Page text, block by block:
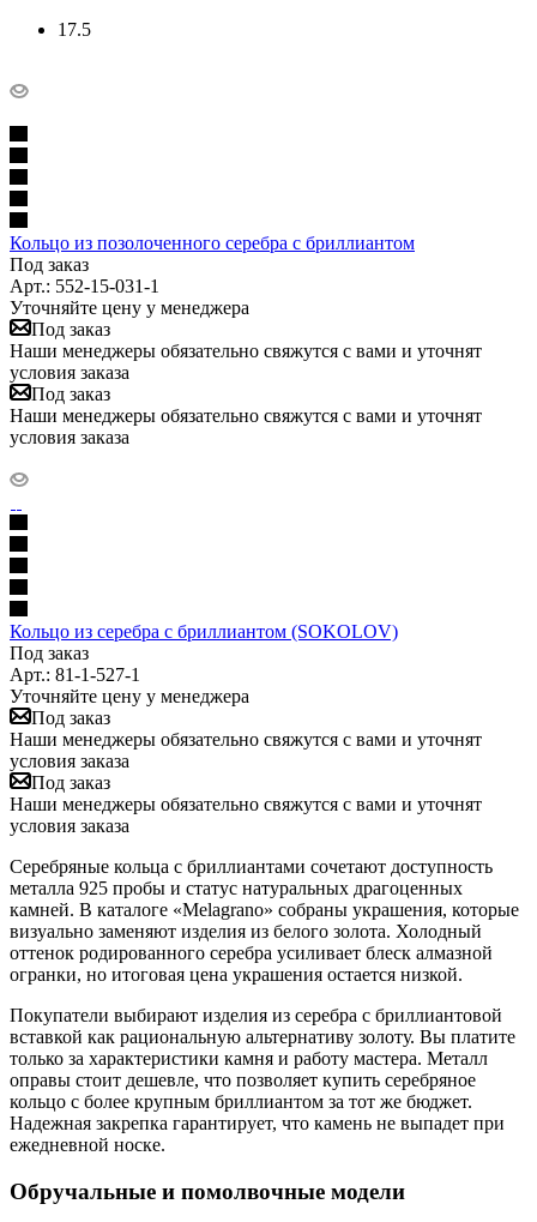
17.5
Кольцо из позолоченного серебра с бриллиантом
Под заказ
Арт.: 552-15-031-1
Уточняйте цену у менеджера
Под заказ
Наши менеджеры обязательно свяжутся с вами и уточнят
условия заказа
Под заказ
Наши менеджеры обязательно свяжутся с вами и уточнят
условия заказа
Кольцо из серебра с бриллиантом (SOKOLOV)
Под заказ
Арт.: 81-1-527-1
Уточняйте цену у менеджера
Под заказ
Наши менеджеры обязательно свяжутся с вами и уточнят
условия заказа
Под заказ
Наши менеджеры обязательно свяжутся с вами и уточнят
условия заказа
Серебряные кольца с бриллиантами сочетают доступность
металла 925 пробы и статус натуральных драгоценных
камней. В каталоге «Melagrano» собраны украшения, которые
визуально заменяют изделия из белого золота. Холодный
оттенок родированного серебра усиливает блеск алмазной
огранки, но итоговая цена украшения остается низкой.
Покупатели выбирают изделия из серебра с бриллиантовой
вставкой как рациональную альтернативу золоту. Вы платите
только за характеристики камня и работу мастера. Металл
оправы стоит дешевле, что позволяет купить серебряное
кольцо с более крупным бриллиантом за тот же бюджет.
Надежная закрепка гарантирует, что камень не выпадет при
ежедневной носке.
Обручальные и помолвочные модели